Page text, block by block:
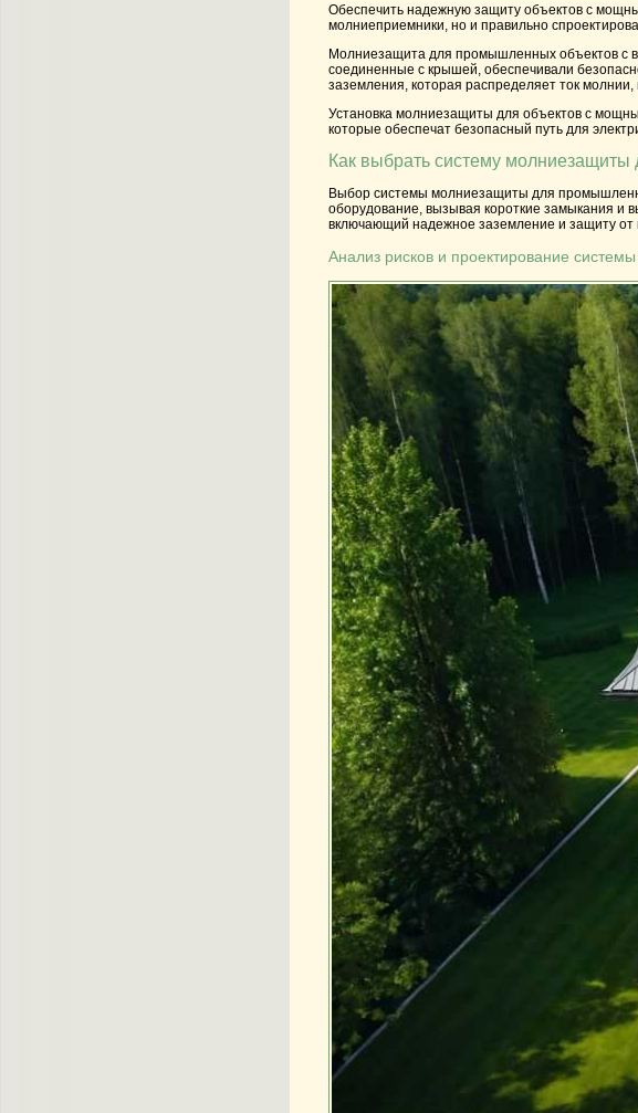
Обеспечить надежную защиту объектов с
молниеприемники, но и правильно
Молниезащита для промышленных объектов с
соединенные с крышей, обеспечивали
заземления, которая распределяет ток
Установка молниезащиты для объектов с
которые обеспечат безопасный путь для
Как выбрать систему
Выбор системы молниезащиты для
оборудование, вызывая короткие замыкания и
включающий надежное заземление и защиту
Анализ рисков и проектирование